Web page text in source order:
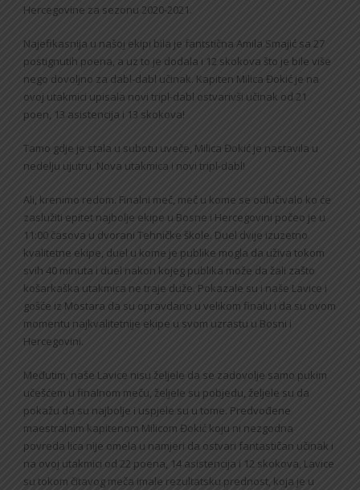
Hercegovine za sezonu 2020-2021.
Najefikasnija u našoj ekipi bila je fantstična Amila Smajić sa 27
postignutih poena, a uz to je dodala i 12 skokova što je bile više
nego dovoljno za dabl-dabl učinak. Kapiten Milica Đokić je na
ovoj utakmici upisala novi tripl-dabl ostvarivši učinak od 21
poen, 13 asistencija i 13 skokova!
Tamo gdje je stala u subotu uveče, Milica Đokić je nastavila u
nedelju ujutru. Nova utakmica i novi tripl-dabl!
Ali, krenimo redom. Finalni meč, meč u kome se odlučivalo ko će
zaslužiti epitet najbolje ekipe u Bosne i Hercegovini počeo je u
11:00 časova u dvorani Tehničke škole. Duel dvije izuzetno
kvalitetne ekipe, duel u kome je publike mogla da uživa tokom
svih 40 minuta i duel nakon kojeg publika može da žali zašto
košarkaška utakmica ne traje duže. Pokazale su i naše Lavice i
gošće iz Mostara da su opravdano u velikom finalu i da su ovom
momentu najkvalitetnije ekipe u svom uzrastu u Bosni i
Hercegovini.
Međutim, naše Lavice nisu željele da se zadovolje samo pukim
učešćem u finalnom meču, željele su pobjedu, željele su da
pokažu da su najbolje i uspjele su u tome. Predvođene
maestralnim kapitenom Milicom Đokić koju ni nezgodna
povreda lica nije omela u namjeri da ostvari fantastičan učinak i
na ovoj utakmici od 22 poena, 14 asistencija i 12 skokova, Lavice
su tokom čitavog meča imale rezultatsku prednost, koja je u